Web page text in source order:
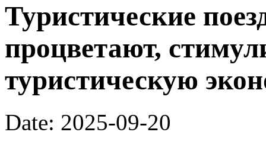
Туристические
процветают,
туристическую
Date: 2025-09-20